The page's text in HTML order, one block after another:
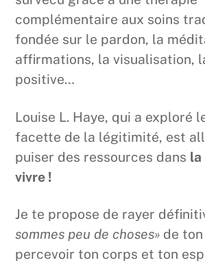
complémentaire aux soins
fondée sur le pardon, la
affirmations, la visualisation,
positive…
Louise L. Haye, qui a exploré
facette de la légitimité, est
puiser des ressources dans la
vivre !
Je te propose de rayer
sommes peu de choses» de
percevoir ton corps et ton